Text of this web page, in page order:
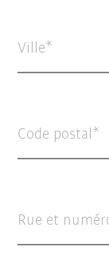
Ville
Code postal
Rue et